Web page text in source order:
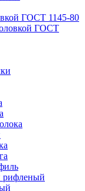
ГОСТ 1145-80
ГОСТ
рифленый